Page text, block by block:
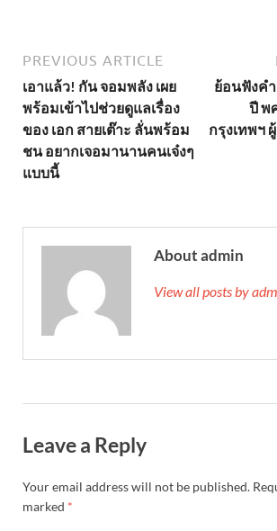
PREVIOUS ARTICLE
เอาแล้ว! กัน จอมพลัง เผย
พร้อมเข้าไปช่วยดูแลเรื่อง
ของ เอก สายเต๊าะ ลั่นพร้อม
ชน อยากเจอมานานคนเจ๋งๆ
แบบนี้
ย้อนฟังค
ปี พ
กรุงเทพฯ
About admin
View all posts by
Leave a Reply
Your email address will not be published.
marked *